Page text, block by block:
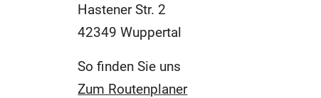
Hastener Str. 2
42349 Wuppertal
So finden Sie uns
Zum Routenplaner